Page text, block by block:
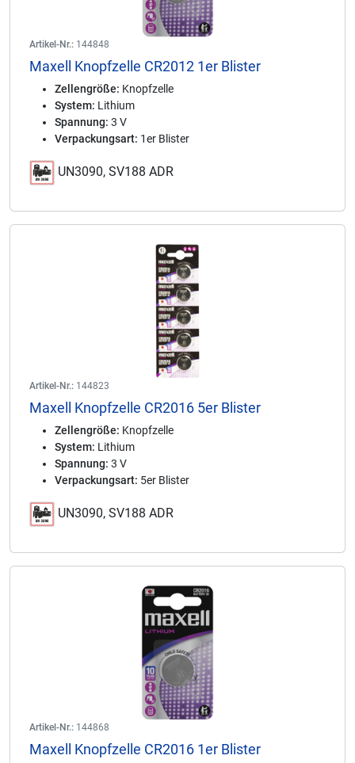
Artikel-Nr.: 144848
Maxell Knopfzelle CR2012 1er Blister
Zellengröße: Knopfzelle
System: Lithium
Spannung: 3 V
Verpackungsart: 1er Blister
UN3090, SV188 ADR
Artikel-Nr.: 144823
Maxell Knopfzelle CR2016 5er Blister
Zellengröße: Knopfzelle
System: Lithium
Spannung: 3 V
Verpackungsart: 5er Blister
UN3090, SV188 ADR
Artikel-Nr.: 144868
Maxell Knopfzelle CR2016 1er Blister